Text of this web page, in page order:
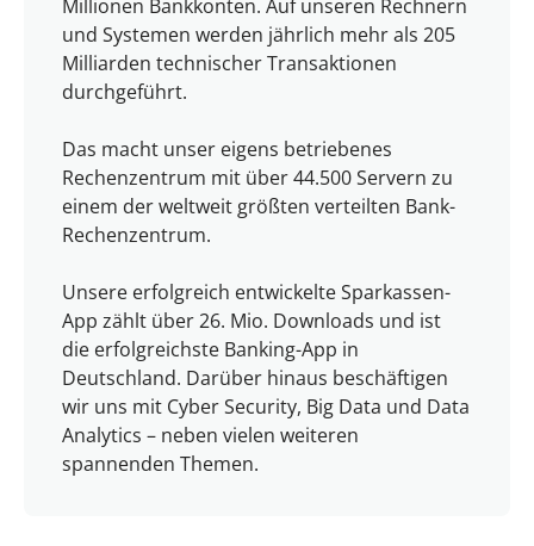
Millionen Bankkonten. Auf unseren Rechnern
und Systemen werden jährlich mehr als 205
Milliarden technischer Transaktionen
durchgeführt.
Das macht unser eigens betriebenes
Rechenzentrum mit über 44.500 Servern zu
einem der weltweit größten verteilten Bank-
Rechenzentrum.
Unsere erfolgreich entwickelte Sparkassen-
App zählt über 26. Mio. Downloads und ist
die erfolgreichste Banking-App in
Deutschland. Darüber hinaus beschäftigen
wir uns mit Cyber Security, Big Data und Data
Analytics – neben vielen weiteren
spannenden Themen.